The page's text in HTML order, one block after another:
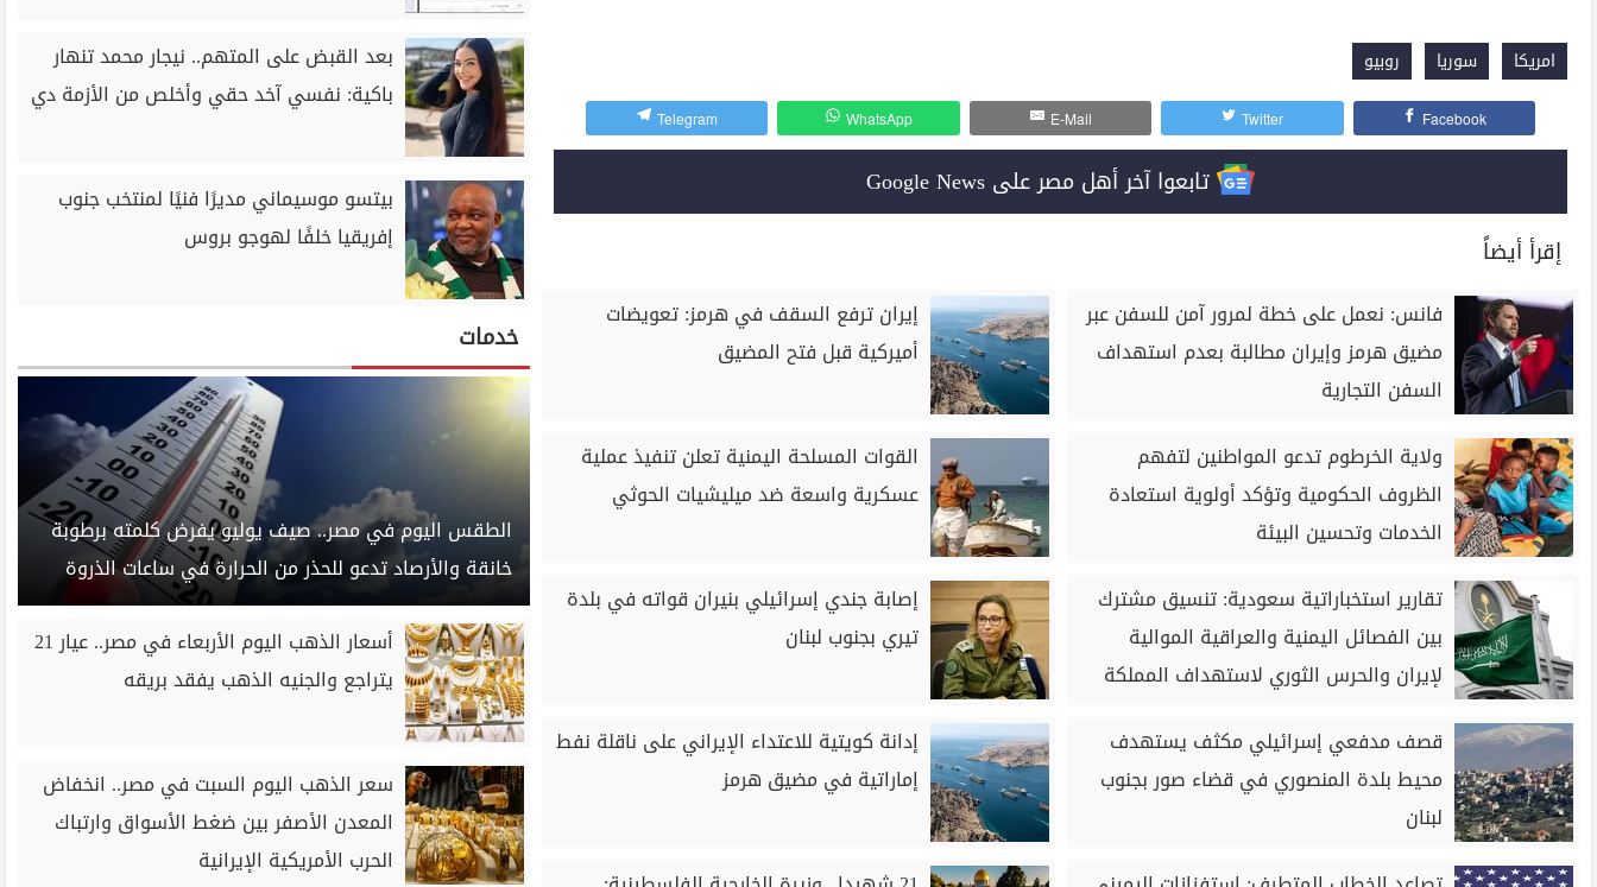
امريكا سوريا روبيو
Facebook
Twitter
E-Mail
WhatsApp
Telegram
تابعوا آخر أهل مصر على Google News
إقرأ أيضاً
فانس: نعمل على خطة لمرور آمن للسفن عبر
مضيق هرمز وإيران مطالبة بعدم استهداف
السفن التجارية
إيران ترفع السقف في هرمز: تعويضات
أميركية قبل فتح المضيق
ولاية الخرطوم تدعو المواطنين لتفهم
الظروف الحكومية وتؤكد أولوية استعادة
الخدمات وتحسين البيئة
القوات المسلحة اليمنية تعلن تنفيذ عملية
عسكرية واسعة ضد ميليشيات الحوثي
تقارير استخباراتية سعودية: تنسيق مشترك
بين الفصائل اليمنية والعراقية الموالية
لإيران والحرس الثوري لاستهداف المملكة
إصابة جندي إسرائيلي بنيران قواته في بلدة
تيري بجنوب لبنان
قصف مدفعي إسرائيلي مكثف يستهدف
محيط بلدة المنصوري في قضاء صور بجنوب
لبنان
إدانة كويتية للاعتداء الإيراني على ناقلة نفط
إماراتية في مضيق هرمز
بعد القبض على المتهم.. نيجار محمد تنهار
باكية: نفسي آخد حقي وأخلص من الأزمة دي
بيتسو موسيماني مديرًا فنيًا لمنتخب جنوب
إفريقيا خلفًا لهوجو بروس
خدمات
الطقس اليوم في مصر.. صيف يوليو يفرض كلمته برطوبة
خانقة والأرصاد تدعو للحذر من الحرارة في ساعات الذروة
أسعار الذهب اليوم الأربعاء في مصر.. عيار 21
يتراجع والجنيه الذهب يفقد بريقه
سعر الذهب اليوم السبت في مصر.. انخفاض
المعدن الأصفر بين ضغط الأسواق وارتباك
الحرب الأمريكية الإيرانية